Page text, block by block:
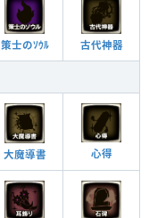
策士のｿｳﾙ 古代神器
大魔導書 心得